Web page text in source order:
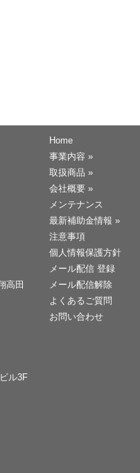
高田
ル3F
Home
事業内容 »
取扱商品 »
会社概要 »
メンテナンス
最新補助金情報 »
注意事項
個人情報保護方針
メール配信 登録
メール配信解除
よくあるご質問
お問い合わせ